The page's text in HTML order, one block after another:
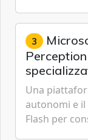
espressione
3
Una
autonomi e
Flash per